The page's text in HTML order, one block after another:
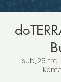
sub, 25. tra